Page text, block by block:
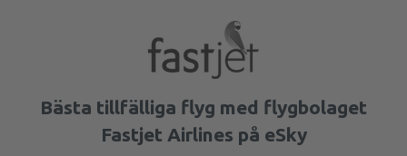
Bästa tillfälliga flyg med flygbolaget
Fastjet Airlines på eSky